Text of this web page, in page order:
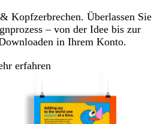
Kopfzerbrechen. Überlassen Sie
– von der Idee bis zur
in Ihrem Konto.
erfahren